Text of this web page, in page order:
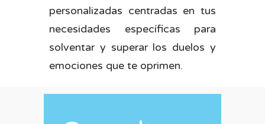
personalizadas centradas en tus
necesidades específicas para
solventar y superar los duelos y
emociones que te oprimen.